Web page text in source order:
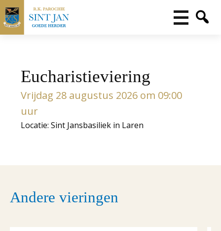
Eucharistieviering
Vrijdag 28 augustus 2026 om 09:00
uur
Locatie: Sint Jansbasiliek in Laren
Andere vieringen